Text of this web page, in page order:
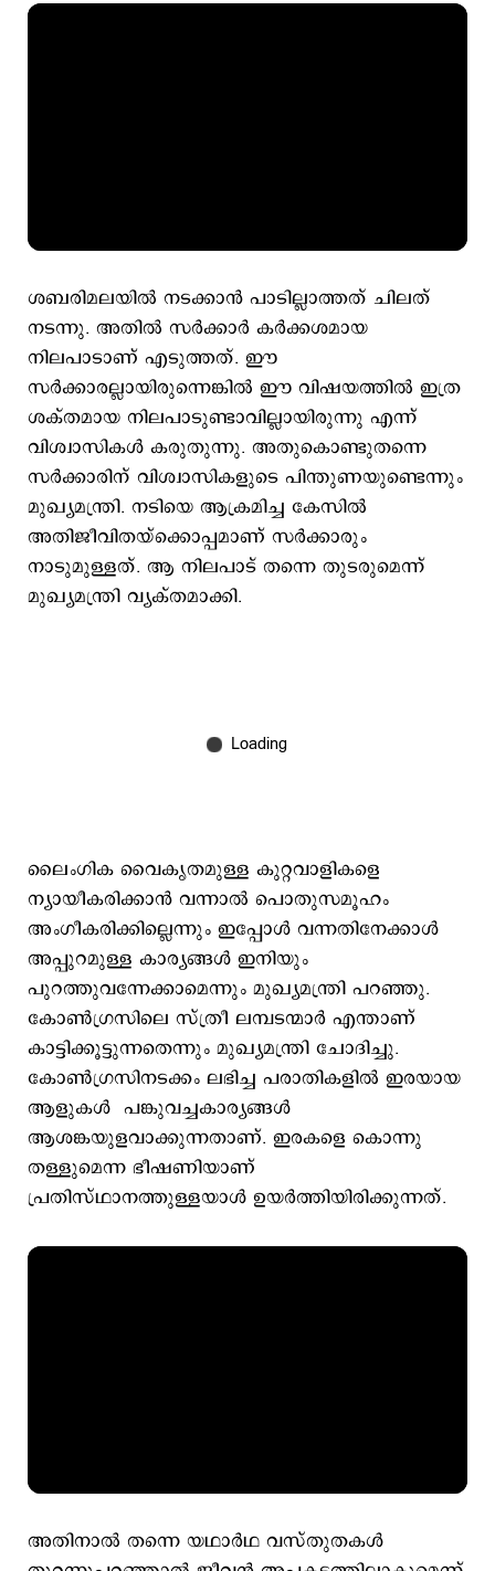
ശബരിമലയിൽ നടക്കാൻ പാടില്ലാത്തത് ചിലത്
നടന്നു. അതിൽ സർക്കാർ കർക്കശമായ
നിലപാടാണ് എടുത്തത്. ഈ
സർക്കാരല്ലായിരുന്നെങ്കിൽ ഈ വിഷയത്തിൽ ഇത്ര
ശക്തമായ നിലപാടുണ്ടാവില്ലായിരുന്നു എന്ന്
വിശ്വാസികൾ കരുതുന്നു. അതുകൊണ്ടുതന്നെ
സർക്കാരിന് വിശ്വാസികളുടെ പിന്തുണയുണ്ടെന്നും
മുഖ്യമന്ത്രി. നടിയെ ആക്രമിച്ച കേസിൽ
അതിജീവിതയ്ക്കൊപ്പമാണ് സർക്കാരും
നാടുമുള്ളത്. ആ നിലപാട് തന്നെ തുടരുമെന്ന്
മുഖ്യമന്ത്രി വ്യക്തമാക്കി.
ലൈംഗിക വൈകൃതമുള്ള കുറ്റവാളികളെ
ന്യായീകരിക്കാൻ വന്നാൽ പൊതുസമൂഹം
അംഗീകരിക്കില്ലെന്നും ഇപ്പോള്‍ വന്നതിനേക്കാള്‍
അപ്പുറമുള്ള കാര്യങ്ങള്‍ ഇനിയും
പുറത്തുവന്നേക്കാമെന്നും മുഖ്യമന്ത്രി പറഞ്ഞു.
കോണ്‍ഗ്രസിലെ സ്ത്രീ ലമ്പടന്മാര്‍ എന്താണ്
കാട്ടിക്കൂട്ടുന്നതെന്നും മുഖ്യമന്ത്രി ചോദിച്ചു.
കോണ്‍ഗ്രസിനടക്കം ലഭിച്ച പരാതികളിൽ ഇരയായ
ആളുകള്‍ പങ്കുവച്ചകാര്യങ്ങള്‍
ആശങ്കയുളവാക്കുന്നതാണ്. ഇരകളെ കൊന്നു
തള്ളുമെന്ന ഭീഷണിയാണ്
പ്രതിസ്ഥാനത്തുള്ളയാള്‍ ഉയര്‍ത്തിയിരിക്കുന്നത്.
അതിനാൽ തന്നെ യഥാര്‍ഥ വസ്തുതകള്‍